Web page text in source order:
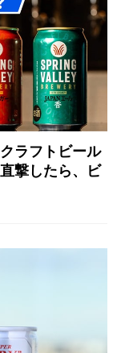
ラフトビール
撃したら、ビ